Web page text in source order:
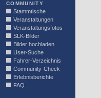
COMMUNITY
Stammtische
Veranstaltungen
Veranstaltungsfotos
SLK-Bilder
Bilder hochladen
User-Suche
Fahrer-Verzeichnis
Community-Check
Erlebnisberichte
FAQ